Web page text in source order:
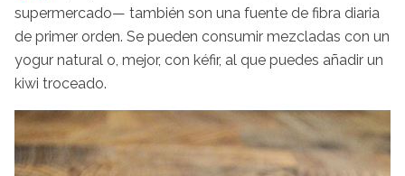
supermercado— también son una fuente de fibra diaria
de primer orden. Se pueden consumir mezcladas con un
yogur natural o, mejor, con kéfir, al que puedes añadir un
kiwi troceado.